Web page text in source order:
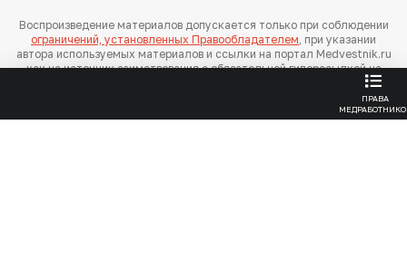
Воспроизведение материалов допускается только при соблюдении
ограничений, установленных Правообладателем, при указании
автора используемых материалов и ссылки на портал Medvestnik.ru
как на источник заимствования с обязательной гиперссылкой на
ПРАВА